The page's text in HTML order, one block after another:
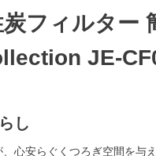
フィルター
JE-
し
心安らぐくつろぎ空間を与